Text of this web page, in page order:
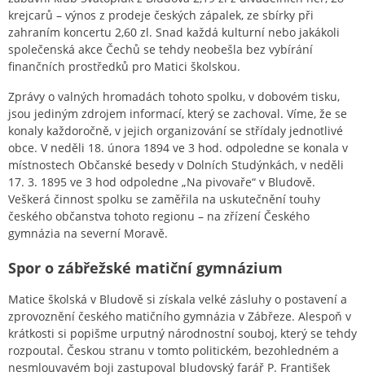
krejcarů – výnos z prodeje českých zápalek, ze sbírky při
zahraním koncertu 2,60 zl. Snad každá kulturní nebo jakákoli
společenská akce Čechů se tehdy neobešla bez vybírání
finančních prostředků pro Matici školskou.
Zprávy o valných hromadách tohoto spolku, v dobovém tisku,
jsou jediným zdrojem informací, který se zachoval. Víme, že se
konaly každoročně, v jejich organizování se střídaly jednotlivé
obce. V neděli 18. února 1894 ve 3 hod. odpoledne se konala v
místnostech Občanské besedy v Dolních Studýnkách, v neděli
17. 3. 1895 ve 3 hod odpoledne „Na pivovaře“ v Bludově.
Veškerá činnost spolku se zaměřila na uskutečnění touhy
českého občanstva tohoto regionu – na zřízení Českého
gymnázia na severní Moravě.
Spor o zábřežské matiční gymnázium
Matice školská v Bludově si získala velké zásluhy o postavení a
zprovoznění českého matičního gymnázia v Zábřeze. Alespoň v
krátkosti si popišme urputný národnostní souboj, který se tehdy
rozpoutal. Českou stranu v tomto politickém, bezohledném a
nesmlouvavém boji zastupoval bludovský farář P. František